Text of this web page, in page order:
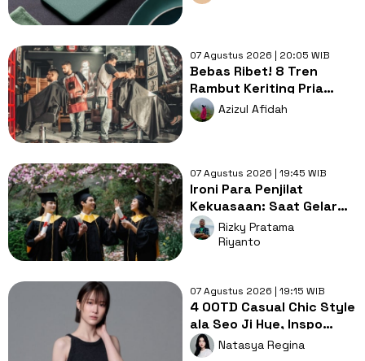
07 Agustus 2026 | 20:05 WIB
Bebas Ribet! 8 Tren
Rambut Keriting Pria
untuk Wajah Kotak yang
Gampang Ditata
Azizul Afidah
07 Agustus 2026 | 19:45 WIB
Ironi Para Penjilat
Kekuasaan: Saat Gelar
Akademis Kalah oleh
Mental ABS
Rizky Pratama
Riyanto
07 Agustus 2026 | 19:15 WIB
4 OOTD Casual Chic Style
ala Seo Ji Hye, Inspo
Gaya Ngampus Sampai
Natasya Regina